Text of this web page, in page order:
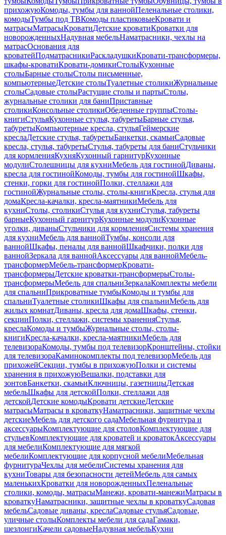
прихожуюКомоды, тумбы для ваннойПеленальные столики,
комодыТумбы под ТВКомоды пластиковыеКровати и
матрасыМатрасыКроватиДетские кроватиКроватки для
новорожденныхНадувная мебельНаматрасники, чехлы на
матрасОснования для
кроватейПодматрасникиРаскладушкиКровати-трансформеры,
шкафы-кроватиКровати-домикиСтолыКухонные
столыБарные столыСтолы письменные,
компьютерныеДетские столыТуалетные столикиЖурнальные
столыСадовые столыРастущие столы и партыСтолы,
журнальные столики для баниПриставные
столикиКонсольные столикиОбеденные группыСтолы-
книгиСтульяКухонные стулья, табуретыБарные стулья,
табуретыКомпьютерные кресла, стульяГеймерские
креслаДетские стулья, табуретыБанкетки, скамьиСадовые
кресла, стулья, табуретыСтулья, табуреты для баниСтульчики
для кормленияКухняКухонный гарнитурКухонные
модулиСтолешницы для кухниМебель для гостинойДиваны,
кресла для гостинойКомоды, тумбы для гостинойШкафы,
стенки, горки для гостинойПолки, стеллажи для
гостинойЖурнальные столы, столы-книгиКресла, стулья для
домаКресла-качалки, кресла-маятникиМебель для
кухниСтолы, столикиСтулья для кухниСтулья, табуреты
барныеКухонный гарнитурКухонные модулиКухонные
уголки, диваныСтульчики для кормленияСистемы хранения
для кухниМебель для ваннойТумбы, консоли для
ваннойШкафы, пеналы для ваннойШкафчики, полки для
ваннойЗеркала для ваннойАксессуары для ваннойМебель-
трансформерМебель-трансформерКровати-
трансформерыДетские кроватки-трансформерыСтолы-
трансформерыМебель для спальниЗеркалаКомплекты мебели
для спальниПрикроватные тумбыКомоды и тумбы для
спальниТуалетные столикиШкафы для спальниМебель для
жилых комнатДиваны, кресла для домаШкафы, стенки,
секцииПолки, стеллажи, системы храненияСтулья,
креслаКомоды и тумбыЖурнальные столы, столы-
книгиКресла-качалки, кресла-маятникиМебель для
телевизораКомоды, тумбы под телевизорКронштейны, стойки
для телевизораКаминокомплекты под телевизорМебель для
прихожейСекции, тумбы в прихожуюПолки и системы
хранения в прихожуюВешалки, подставки для
зонтовБанкетки, скамьиКлючницы, газетницыДетская
мебельШкафы для детскойПолки, стеллажи для
детскойДетские комодыКровати детскиеДетские
матрасыМатрасы в кроваткуНаматрасники, защитные чехлы
детскиеМебель для детского садаМебельная фурнитура и
аксессуарыКомплектующие для столовКомплектующие для
стульевКомплектующие для кроватей и кроватокАксессуары
для мебелиКомплектующие для мягкой
мебелиКомплектующие для корпусной мебелиМебельная
фурнитураЧехлы для мебелиСистемы хранения для
кухниТовары для безопасности детейМебель для самых
маленькихКроватки для новорожденныхПеленальные
столики, комоды, матрасыМанежи, кровати-манежиМатрасы в
кроваткуНаматрасники, защитные чехлы в кроваткуСадовая
мебельСадовые диваны, креслаСадовые стульяСадовые,
уличные столыКомплекты мебели для садаГамаки,
шезлонгиКачели садовыеНадувная мебельКухни